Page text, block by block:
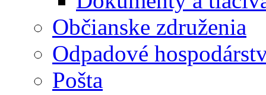
Občianske združenia
Odpadové
Pošta